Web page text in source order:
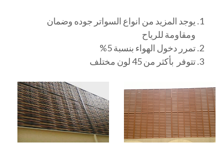
يوجد المزيد من انواع السواتر جوده وضمان
ومقاومة للرياح
تمرر دخول الهواء بنسبة 5%
تتوفر بأكثر من 45 لون مختلف